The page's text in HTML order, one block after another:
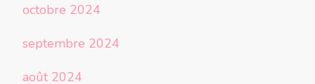
octobre 2024
septembre 2024
août 2024